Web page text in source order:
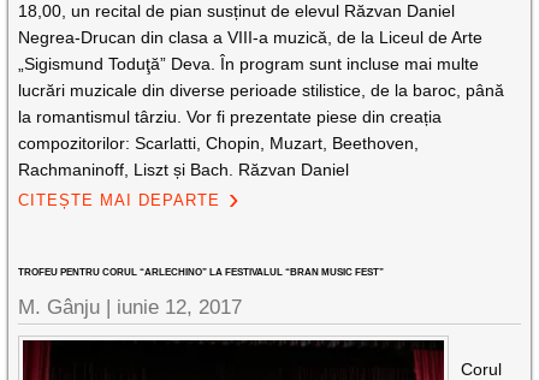
18,00, un recital de pian susținut de elevul Răzvan Daniel
Negrea-Drucan din clasa a VIII-a muzică, de la Liceul de Arte
„Sigismund Toduţă” Deva. În program sunt incluse mai multe
lucrări muzicale din diverse perioade stilistice, de la baroc, până
la romantismul târziu. Vor fi prezentate piese din creația
compozitorilor: Scarlatti, Chopin, Muzart, Beethoven,
Rachmaninoff, Liszt și Bach. Răzvan Daniel
CITEȘTE MAI DEPARTE
TROFEU PENTRU CORUL “ARLECHINO” LA FESTIVALUL “BRAN MUSIC FEST”
M. Gânju | iunie 12, 2017
Corul